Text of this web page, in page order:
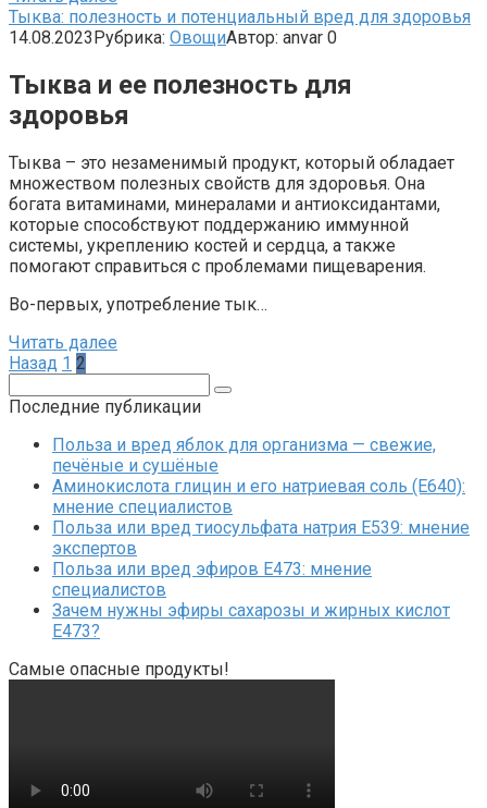
Тыква: полезность и потенциальный вред для здоровья
14.08.2023Рубрика: ОвощиАвтор: anvar 0
Тыква и ее полезность для
здоровья
Тыква – это незаменимый продукт, который обладает
множеством полезных свойств для здоровья. Она
богата витаминами, минералами и антиоксидантами,
которые способствуют поддержанию иммунной
системы, укреплению костей и сердца, а также
помогают справиться с проблемами пищеварения.
Во-первых, употребление тык…
Читать далее
Пагинация
Назад 1 2
Последние публикации
Польза и вред яблок для организма — свежие,
печёные и сушёные
Аминокислота глицин и его натриевая соль (Е640):
мнение специалистов
Польза или вред тиосульфата натрия Е539: мнение
экспертов
Польза или вред эфиров Е473: мнение
специалистов
Зачем нужны эфиры сахарозы и жирных кислот
Е473?
Самые опасные продукты!